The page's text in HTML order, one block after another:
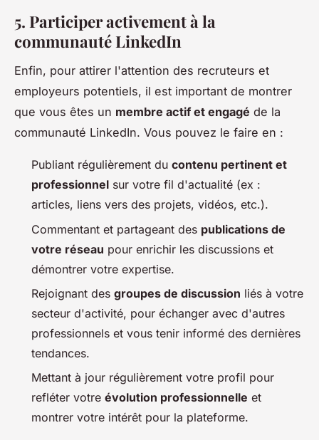
5. Participer activement à la
communauté LinkedIn
Enfin, pour attirer l'attention des recruteurs et
employeurs potentiels, il est important de montrer
que vous êtes un membre actif et engagé de la
communauté LinkedIn. Vous pouvez le faire en :
Publiant régulièrement du contenu pertinent et
professionnel sur votre fil d'actualité (ex :
articles, liens vers des projets, vidéos, etc.).
Commentant et partageant des publications de
votre réseau pour enrichir les discussions et
démontrer votre expertise.
Rejoignant des groupes de discussion liés à votre
secteur d'activité, pour échanger avec d'autres
professionnels et vous tenir informé des dernières
tendances.
Mettant à jour régulièrement votre profil pour
refléter votre évolution professionnelle et
montrer votre intérêt pour la plateforme.